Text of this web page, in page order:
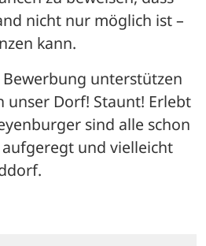
nicht nur möglich ist –
kann.
Bewerbung unterstützen
unser Dorf! Staunt! Erlebt
sind alle schon
und vielleicht